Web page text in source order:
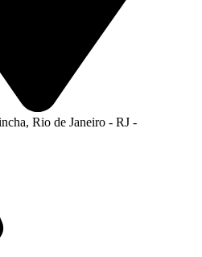
Rio de Janeiro - RJ -